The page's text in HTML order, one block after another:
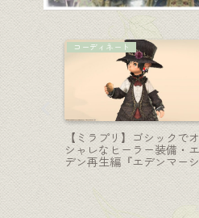
占星術師-天球儀
プロペラで飛ぶスチームパ
ンクな天球儀・占星術師武
器『インペリアル・マジテ
ックプラニスフィア』